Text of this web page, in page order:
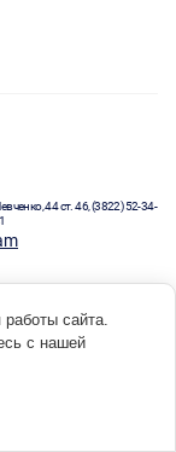
44 ст. 46, (3822) 52-34-
сайта.
с нашей